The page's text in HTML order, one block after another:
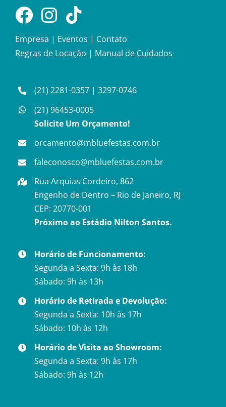
Empresa | Eventos | Contato
Regras de Locação | Manual de Cuidados
(21) 2281-0357 |3297-0746
(21) 96453-0005
Solicite Um Orçamento!
orcamento@mbluefestas.com.br
faleconosco@mbluefestas.com.br
Rua Arquias Cordeiro, 862
Engenho de Dentro – Rio de Janeiro, RJ
CEP: 20770-001
Próximo ao Estádio Nilton Santos.
Horário de Funcionamento:
Segunda a Sexta: 9h às 18h
Sábado: 9h às 13h
Horário de Retirada e Devolução:
Segunda a Sexta: 10h às 17h
Sábado: 10h às 12h
Horário de Visita ao Showroom:
Segunda a Sexta: 9h às 17h
Sábado: 9h às 12h